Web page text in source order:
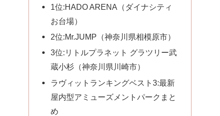
1位:HADO ARENA（ダイナシティ
お台場）
2位:Mr.JUMP（神奈川県相模原市）
3位:リトルプラネット グラツリー武
蔵小杉（神奈川県川崎市）
ラヴィットランキングベスト3:最新
屋内型アミューズメントパークまと
め